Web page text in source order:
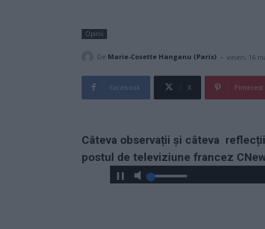
Opinii
De Marie-Cosette Hanganu (Paris) - vineri, 16
Facebook X Pinterest
Câteva observații și câteva
postul de televiziune francez